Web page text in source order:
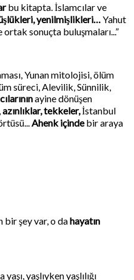
bu kitapta. İslamcılar ve
yenilmişlikleri…Yahut
sonuçta buluşmaları...”
Yunan mitolojisi, ölüm
süreci, Alevilik, Sünnilik,
ayine dönüşen
azınlıklar, tekkeler,İstanbul
Ahenk içindebir araya
bir şey var, o dahayatın
yaşlıyken yaşlılığı